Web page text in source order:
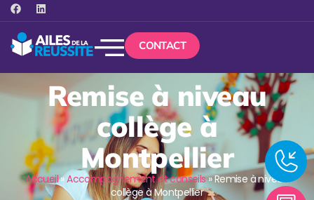
CONTACT
Remise à niveau
collège à
Montpellier
Accueil»Accompagnement et conseils»Remise à niveau
collège à Montpellier